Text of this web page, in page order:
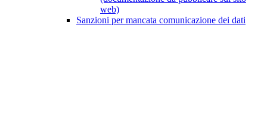
web)
Sanzioni per mancata comunicazione dei dati